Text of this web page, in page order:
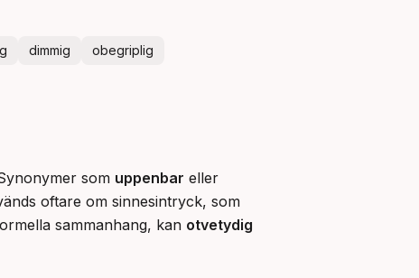
dimmig
obegriplig
som uppenbar
oftare om sinnesintryck, som
sammanhang, kan otvetydig